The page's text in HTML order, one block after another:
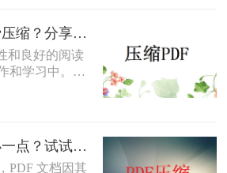
PDF文件大小
pdf太大了如何免费压缩？分享二种压缩方法！
和良好的阅读
和学习中。然
过大，不仅占
传输速度。那
文件的方法。
pdf文档怎么压缩小一点？试试这5个压缩方法！
PDF 文档因其